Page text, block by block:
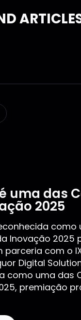
uma das
2025
como
Inovação 2025
parceria com o
Digital
como uma das
premiação